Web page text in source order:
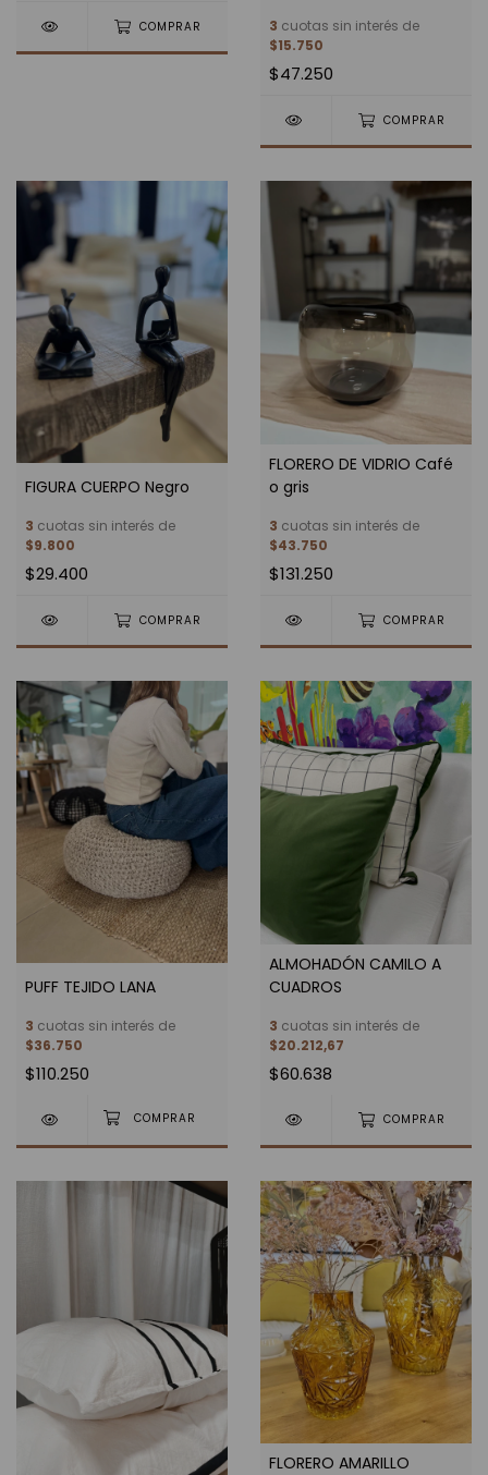
COMPRAR 3 cuotas sin interés de
$15.750
$47.250
COMPRAR
FIGURA CUERPO Negro
3 cuotas sin interés de
$9.800
$29.400
COMPRAR
FLORERO DE VIDRIO Café
o gris
3 cuotas sin interés de
$43.750
$131.250
COMPRAR
PUFF TEJIDO LANA
3 cuotas sin interés de
$36.750
$110.250
ALMOHADÓN CAMILO A
CUADROS
3 cuotas sin interés de
$20.212,67
$60.638
COMPRAR
FLORERO AMARILLO